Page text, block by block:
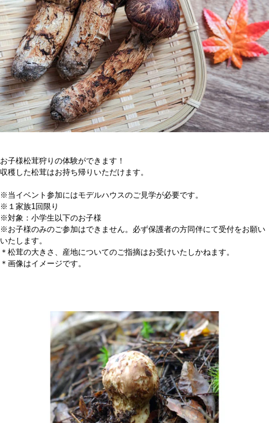
お子様松茸狩りの体験ができます！
収穫した松茸はお持ち帰りいただけます。
※当イベント参加にはモデルハウスのご見学が必要です。
※１家族1回限り
※対象：小学生以下のお子様
※お子様のみのご参加はできません。必ず保護者の方同伴にて受付をお願い
いたします。
＊松茸の大きさ、産地についてのご指摘はお受けいたしかねます。
＊画像はイメージです。